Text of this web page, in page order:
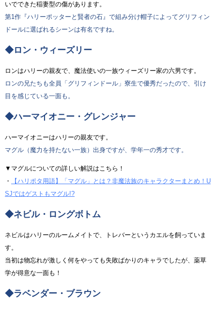
いでできた稲妻型の傷があります。
第1作『ハリーポッターと賢者の石』で組み分け帽子によってグリフィン
ドールに選ばれるシーンは有名ですね。
◆ロン・ウィーズリー
ロンはハリーの親友で、魔法使いの一族ウィーズリー家の六男です。
ロンの兄たちも全員「グリフィンドール」寮生で優秀だったので、引け
目を感じている一面も。
◆ハーマイオニー・グレンジャー
ハーマイオニーはハリーの親友です。
マグル（魔力を持たない一族）出身ですが、学年一の秀才です。
▼マグルについての詳しい解説はこちら！
・
【ハリポタ用語】「マグル」とは？非魔法族のキャラクターまとめ！U
SJではゲストもマグル!?
◆ネビル・ロングボトム
ネビルはハリーのルームメイトで、トレバーというカエルを飼っていま
す。
当初は物忘れが激しく何をやっても失敗ばかりのキャラでしたが、薬草
学が得意な一面も！
◆ラベンダー・ブラウン